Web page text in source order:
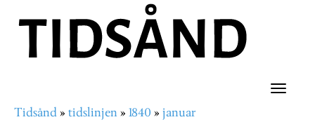
hovedinnhold
Toggle
Navigasjonssti
Tidsånd tidslinjen 1840 januar